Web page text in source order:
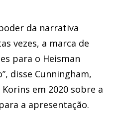
da narrativa
vezes, a marca de
para o Heisman
disse Cunningham,
em 2020 sobre a
a apresentação.